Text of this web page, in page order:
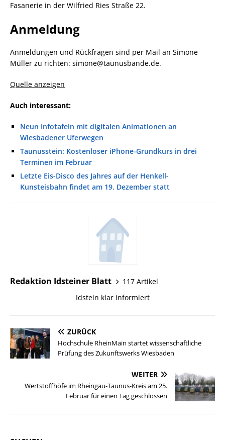
Fasanerie in der Wilfried Ries Straße 22.
Anmeldung
Anmeldungen und Rückfragen sind per Mail an Simone
Müller zu richten: simone@taunusbande.de.
Quelle anzeigen
Auch interessant:
Neun Infotafeln mit digitalen Animationen an
Wiesbadener Uferwegen
Taunusstein: Kostenloser iPhone-Grundkurs in drei
Terminen im Februar
Letzte Eis-Disco des Jahres auf der Henkell-
Kunsteisbahn findet am 19. Dezember statt
Redaktion Idsteiner Blatt
117 Artikel
Idstein klar informiert
ZURÜCK
Hochschule RheinMain startet wissenschaftliche
Prüfung des Zukunftswerks Wiesbaden
WEITER
Wertstoffhöfe im Rheingau-Taunus-Kreis am 25.
Februar für einen Tag geschlossen